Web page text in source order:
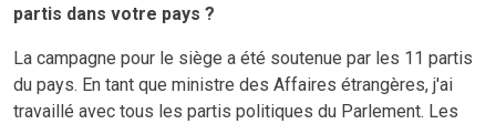
partis dans votre pays ?
La campagne pour le siège a été soutenue par les 11 partis
du pays. En tant que ministre des Affaires étrangères, j'ai
travaillé avec tous les partis politiques du Parlement. Les